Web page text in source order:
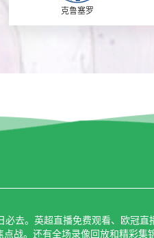
克鲁塞罗
去。英超直播免费观看、欧冠
战。还有全场录像回放和精彩集